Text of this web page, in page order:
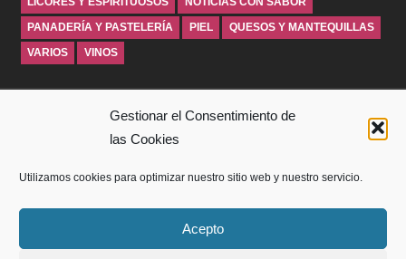
Gestionar el Consentimiento de
las Cookies
Utilizamos cookies para optimizar nuestro sitio web y nuestro servicio.
Acepto
PANADERÍA Y PASTELERÍA PIEL QUESOS Y MANTEQUILLAS
VARIOS VINOS
SOBRE WINDROSEBLOG
AVISO LEGAL